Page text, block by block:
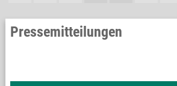
Pressemitteilungen